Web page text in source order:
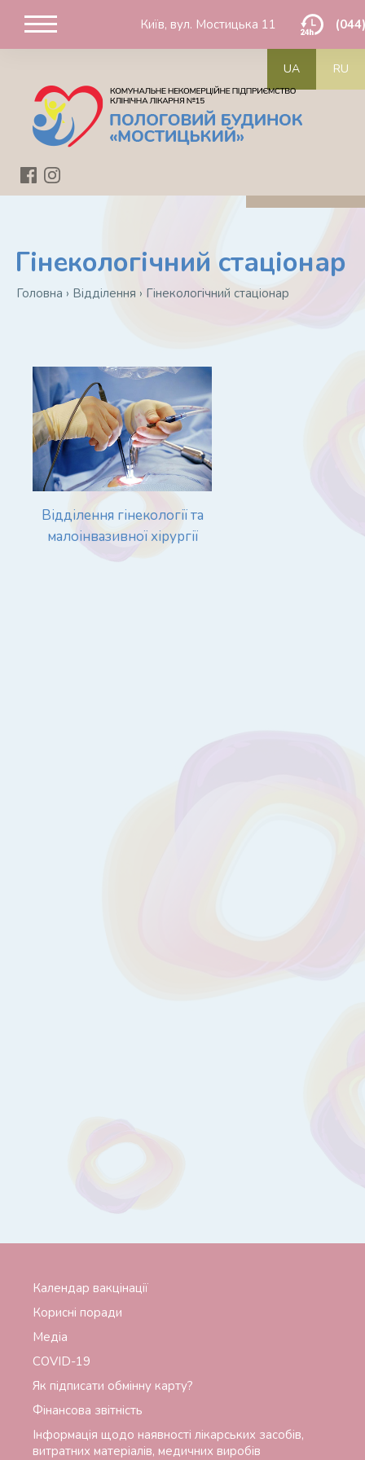
Київ, вул. Мостицька 11
UA RU
Гінекологічний стаціонар
Головна › Відділення › Гінекологічний стаціонар
Відділення гінекології та
малоінвазивної хірургії
Календар вакцінації
Корисні поради
Медіа
СОVID-19
Як підписати обмінну карту?
Фінансова звітність
Інформація щодо наявності лікарських засобів,
витратних матеріалів, медичних виробів